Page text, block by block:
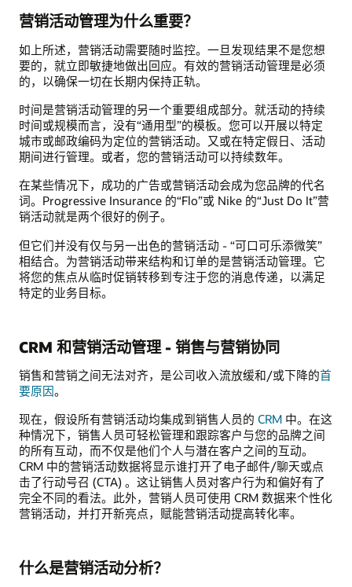
营销活动管理为什么重要？
如上所述，营销活动需要随时监控。一旦发现结果不是您想
要的，就立即敏捷地做出回应。有效的营销活动管理是必须
的，以确保一切在长期内保持正轨。
时间是营销活动管理的另一个重要组成部分。就活动的持续
时间或规模而言，没有“通用型”的模板。您可以开展以特定
城市或邮政编码为定位的营销活动。又或在特定假日、活动
期间进行管理。或者，您的营销活动可以持续数年。
在某些情况下，成功的广告或营销活动会成为您品牌的代名
词。Progressive Insurance 的“Flo”或 Nike 的“Just Do It”营
销活动就是两个很好的例子。
但它们并没有仅与另一出色的营销活动 - “可口可乐添微笑”
相结合。为营销活动带来结构和订单的是营销活动管理。它
将您的焦点从临时促销转移到专注于您的消息传递，以满足
特定的业务目标。
CRM 和营销活动管理 - 销售与营销协同
销售和营销之间无法对齐，是公司收入流放缓和/或下降的首
要原因。
现在，假设所有营销活动均集成到销售人员的 CRM 中。在这
种情况下，销售人员可轻松管理和跟踪客户与您的品牌之间
的所有互动，而不仅是他们个人与潜在客户之间的互动。
CRM 中的营销活动数据将显示谁打开了电子邮件/聊天或点
击了行动号召 (CTA) 。这让销售人员对客户行为和偏好有了
完全不同的看法。此外，营销人员可使用 CRM 数据来个性化
营销活动，并打开新亮点，赋能营销活动提高转化率。
什么是营销活动分析？